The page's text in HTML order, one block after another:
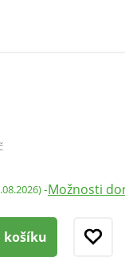
-Možnosti
košíku